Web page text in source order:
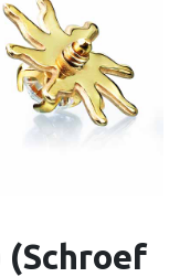
(Schroef